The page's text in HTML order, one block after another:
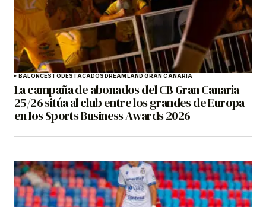
BALONCESTODESTACADOSDREAMLAND GRAN CANARIA
La campaña de abonados del CB Gran Canaria
25/26 sitúa al club entre los grandes de Europa
en los Sports Business Awards 2026